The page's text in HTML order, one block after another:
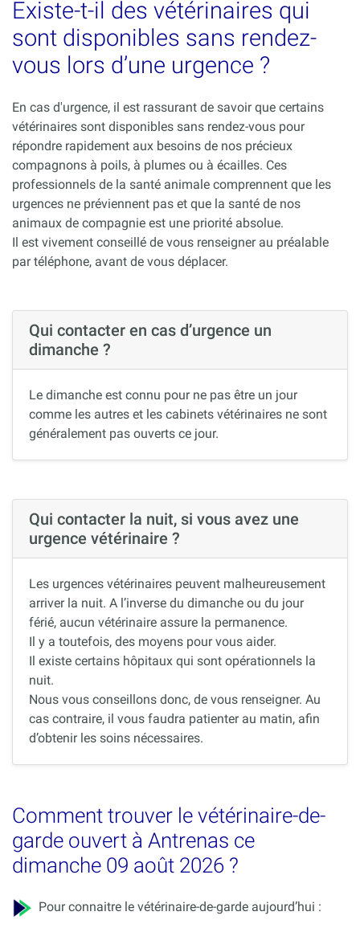
Existe-t-il des vétérinaires qui
sont disponibles sans rendez-
vous lors d’une urgence ?
En cas d'urgence, il est rassurant de savoir que certains
vétérinaires sont disponibles sans rendez-vous pour
répondre rapidement aux besoins de nos précieux
compagnons à poils, à plumes ou à écailles. Ces
professionnels de la santé animale comprennent que les
urgences ne préviennent pas et que la santé de nos
animaux de compagnie est une priorité absolue.
Il est vivement conseillé de vous renseigner au préalable
par téléphone, avant de vous déplacer.
Qui contacter en cas d’urgence un
dimanche ?
Le dimanche est connu pour ne pas être un jour
comme les autres et les cabinets vétérinaires ne sont
généralement pas ouverts ce jour.
Qui contacter la nuit, si vous avez une
urgence vétérinaire ?
Les urgences vétérinaires peuvent malheureusement
arriver la nuit. A l’inverse du dimanche ou du jour
férié, aucun vétérinaire assure la permanence.
Il y a toutefois, des moyens pour vous aider.
Il existe certains hôpitaux qui sont opérationnels la
nuit.
Nous vous conseillons donc, de vous renseigner. Au
cas contraire, il vous faudra patienter au matin, afin
d’obtenir les soins nécessaires.
Comment trouver le vétérinaire-de-
garde ouvert à Antrenas ce
dimanche 09 août 2026 ?
Pour connaitre le vétérinaire-de-garde aujourd’hui :